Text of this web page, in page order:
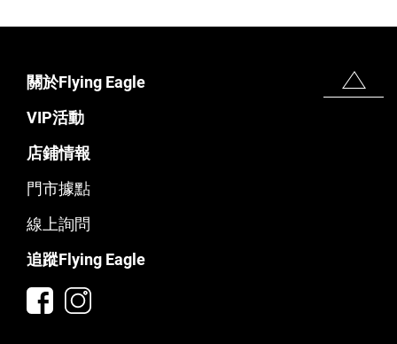
關於Flying Eagle
VIP活動
店鋪情報
門市據點
線上詢問
追蹤Flying Eagle